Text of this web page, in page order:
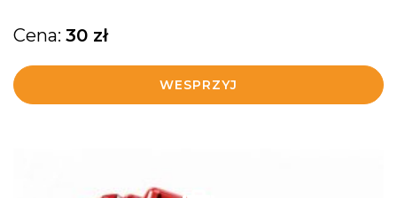
Cena: 30 zł
WESPRZYJ